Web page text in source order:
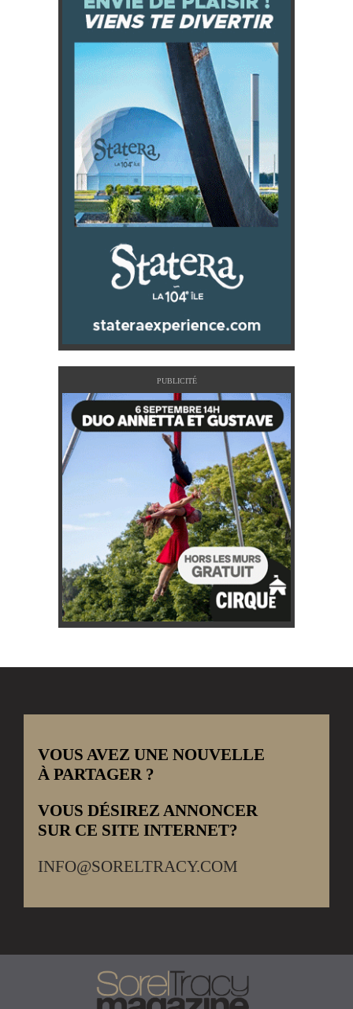
PUBLICITÉ
VOUS AVEZ UNE NOUVELLE
À PARTAGER ?
VOUS DÉSIREZ ANNONCER
SUR CE SITE INTERNET?
INFO@SORELTRACY.COM